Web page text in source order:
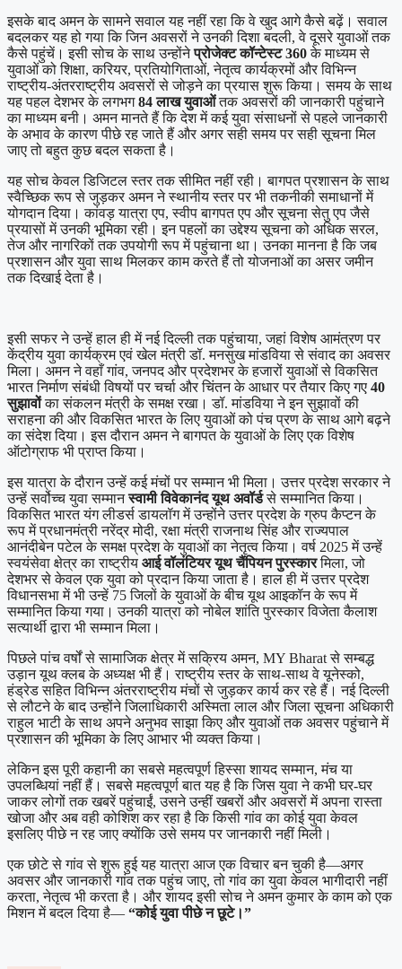
इसके बाद अमन के सामने सवाल यह नहीं रहा कि वे खुद आगे कैसे बढ़ें। सवाल
बदलकर यह हो गया कि जिन अवसरों ने उनकी दिशा बदली, वे दूसरे युवाओं तक
कैसे पहुंचें। इसी सोच के साथ उन्होंनेप्रोजेक्ट कॉन्टेस्ट 360के माध्यम से
युवाओं को शिक्षा, करियर, प्रतियोगिताओं, नेतृत्व कार्यक्रमों और विभिन्न
राष्ट्रीय-अंतरराष्ट्रीय अवसरों से जोड़ने का प्रयास शुरू किया। समय के साथ
यह पहल देशभर के लगभग84 लाख युवाओंतक अवसरों की जानकारी पहुंचाने
का माध्यम बनी। अमन मानते हैं कि देश में कई युवा संसाधनों से पहले जानकारी
के अभाव के कारण पीछे रह जाते हैं और अगर सही समय पर सही सूचना मिल
जाए तो बहुत कुछ बदल सकता है।
यह सोच केवल डिजिटल स्तर तक सीमित नहीं रही। बागपत प्रशासन के साथ
स्वैच्छिक रूप से जुड़कर अमन ने स्थानीय स्तर पर भी तकनीकी समाधानों में
योगदान दिया। कांवड़ यात्रा एप, स्वीप बागपत एप और सूचना सेतु एप जैसे
प्रयासों में उनकी भूमिका रही। इन पहलों का उद्देश्य सूचना को अधिक सरल,
तेज और नागरिकों तक उपयोगी रूप में पहुंचाना था। उनका मानना है कि जब
प्रशासन और युवा साथ मिलकर काम करते हैं तो योजनाओं का असर जमीन
तक दिखाई देता है।
इसी सफर ने उन्हें हाल ही में नई दिल्ली तक पहुंचाया, जहां विशेष आमंत्रण पर
केंद्रीय युवा कार्यक्रम एवं खेल मंत्री डॉ. मनसुख मांडविया से संवाद का अवसर
मिला। अमन ने वहाँ गांव, जनपद और प्रदेशभर के हजारों युवाओं से विकसित
भारत निर्माण संबंधी विषयों पर चर्चा और चिंतन के आधार पर तैयार किए गए 40
सुझावोंका संकलन मंत्री के समक्ष रखा। डॉ. मांडविया ने इन सुझावों की
सराहना की और विकसित भारत के लिए युवाओं को पंच प्रण के साथ आगे बढ़ने
का संदेश दिया। इस दौरान अमन ने बागपत के युवाओं के लिए एक विशेष
ऑटोग्राफ भी प्राप्त किया।
इस यात्रा के दौरान उन्हें कई मंचों पर सम्मान भी मिला। उत्तर प्रदेश सरकार ने
उन्हें सर्वोच्च युवा सम्मानस्वामी विवेकानंद यूथ अवॉर्डसे सम्मानित किया।
विकसित भारत यंग लीडर्स डायलॉग में उन्होंने उत्तर प्रदेश के ग्रुप कैप्टन के
रूप में प्रधानमंत्री नरेंद्र मोदी, रक्षा मंत्री राजनाथ सिंह और राज्यपाल
आनंदीबेन पटेल के समक्ष प्रदेश के युवाओं का नेतृत्व किया। वर्ष 2025 में उन्हें
स्वयंसेवा क्षेत्र का राष्ट्रीय आई वॉलंटियर यूथ चैंपियन पुरस्कारमिला, जो
देशभर से केवल एक युवा को प्रदान किया जाता है। हाल ही में उत्तर प्रदेश
विधानसभा में भी उन्हें 75 जिलों के युवाओं के बीच यूथ आइकॉन के रूप में
सम्मानित किया गया। उनकी यात्रा को नोबेल शांति पुरस्कार विजेता कैलाश
सत्यार्थी द्वारा भी सम्मान मिला।
पिछले पांच वर्षों से सामाजिक क्षेत्र में सक्रिय अमन, MY Bharat से सम्बद्ध
उड़ान यूथ क्लब के अध्यक्ष भी हैं। राष्ट्रीय स्तर के साथ-साथ वे यूनेस्को,
हंड्रेड सहित विभिन्न अंतरराष्ट्रीय मंचों से जुड़कर कार्य कर रहे हैं। नई दिल्ली
से लौटने के बाद उन्होंने जिलाधिकारी अस्मिता लाल और जिला सूचना अधिकारी
राहुल भाटी के साथ अपने अनुभव साझा किए और युवाओं तक अवसर पहुंचाने में
प्रशासन की भूमिका के लिए आभार भी व्यक्त किया।
लेकिन इस पूरी कहानी का सबसे महत्वपूर्ण हिस्सा शायद सम्मान, मंच या
उपलब्धियां नहीं हैं। सबसे महत्वपूर्ण बात यह है कि जिस युवा ने कभी घर-घर
जाकर लोगों तक खबरें पहुंचाईं, उसने उन्हीं खबरों और अवसरों में अपना रास्ता
खोजा और अब वही कोशिश कर रहा है कि किसी गांव का कोई युवा केवल
इसलिए पीछे न रह जाए क्योंकि उसे समय पर जानकारी नहीं मिली।
एक छोटे से गांव से शुरू हुई यह यात्रा आज एक विचार बन चुकी है—अगर
अवसर और जानकारी गांव तक पहुंच जाए, तो गांव का युवा केवल भागीदारी नहीं
करता, नेतृत्व भी करता है। और शायद इसी सोच ने अमन कुमार के काम को एक
मिशन में बदल दिया है— “कोई युवा पीछे न छूटे।”